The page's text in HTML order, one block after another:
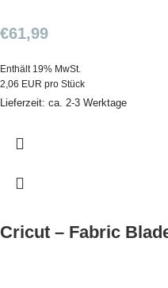
€61,99
Enthält 19% MwSt.
2,06 EUR pro Stück
Lieferzeit: ca. 2-3 Werktage
Cricut – Fabric